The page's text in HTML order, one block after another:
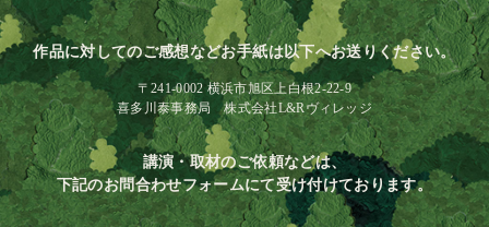
作品に対してのご感想などお手紙は以下へお送りください。
〒241-0002 横浜市旭区上白根2-22-9
喜多川泰事務局 株式会社L&Rヴィレッジ
講演・取材のご依頼などは、
下記のお問合わせフォームにて受け付けております。